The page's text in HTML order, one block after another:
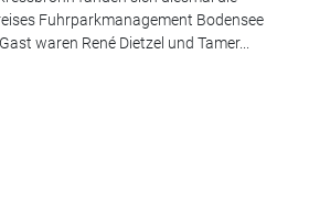
Fuhrparkmanagement Bodensee
waren René Dietzel und Tamer...